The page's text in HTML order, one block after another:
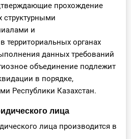
прохождение
структурными
и
территориальных органах
данных требований
объединение подлежит
в порядке,
Республики Казахстан.
лица
лица производится в